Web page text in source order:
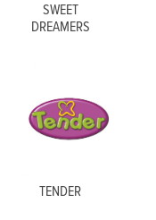
SWEET
DREAMERS
TENDER